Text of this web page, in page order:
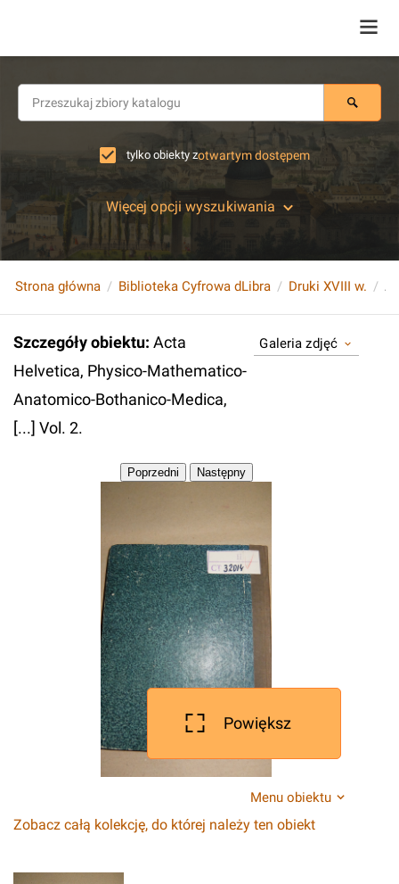
tylko obiekty zotwartym dostępem
Więcej opcji wyszukiwania
Strona główna Biblioteka Cyfrowa dLibra Druki XVIII w.
Szczegóły obiektu: Acta
Helvetica, Physico-Mathematico-
Anatomico-Bothanico-Medica,
[...] Vol. 2.
Galeria zdjęć
Powiększ
Menu obiektu
Zobacz całą kolekcję, do której należy ten obiekt